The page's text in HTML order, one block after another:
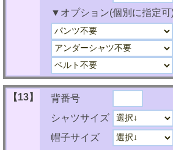
▼オプション(個別に指定可
【13】
背番号
シャツサイズ
帽子サイズ